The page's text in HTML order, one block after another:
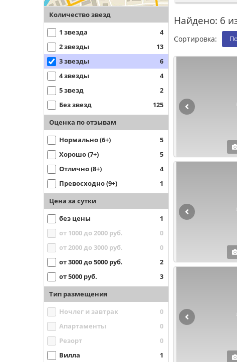
Количество звезд
1 звезда
4
2 звезды
13
3 звезды
6
4 звезды
4
5 звезд
2
Без звезд
125
Оценка по отзывам
Нормально (6+)
5
Хорошо (7+)
5
Отлично (8+)
4
Превосходно (9+)
1
Цена за сутки
без цены
1
от 1000 до 2000 руб.
0
от 2000 до 3000 руб.
0
от 3000 до 5000 руб.
2
от 5000 руб.
3
Тип размещения
Ночлег и завтрак
0
Апартаменты
0
Резорт
0
Вилла
1
Найдено: 6
Сортировка: